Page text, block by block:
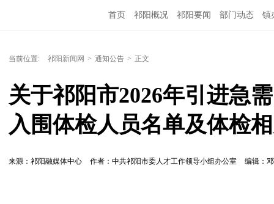
首页 祁阳概况 祁阳要闻 部门动态 镇
当前位置: 祁阳新闻网 > 通知公告 > 正文
关于祁阳市2026年引进急
入围体检人员名单及体检
来源：祁阳融媒体中心 作者：中共祁阳市委人才工作领导小组办公室 编辑：